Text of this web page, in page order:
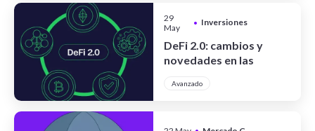
29
May
• Inversiones
DeFi 2.0: cambios y
novedades en las
descentralizadas
Avanzado